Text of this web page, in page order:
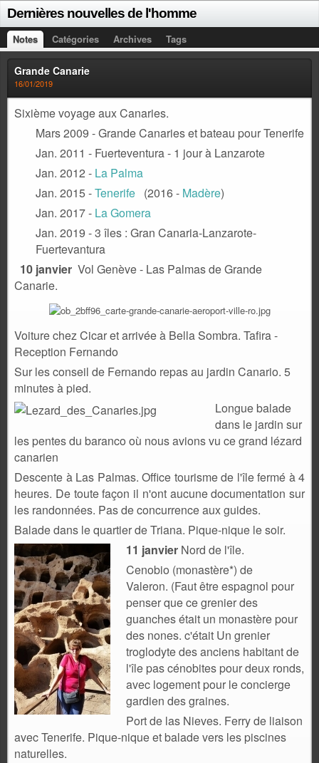
Dernières nouvelles de l'homme
Notes Catégories Archives Tags
Grande Canarie
16/01/2019
Sixième voyage aux Canaries.
Mars 2009 - Grande Canaries et bateau pour Tenerife
Jan. 2011 - Fuerteventura - 1 jour à Lanzarote
Jan. 2012 - La Palma
Jan. 2015 -Tenerife (2016 - Madère)
Jan. 2017 - La Gomera
Jan. 2019 -3 îles : Gran Canaria-Lanzarote-
Fuertevantura
10 janvier Vol Genève - Las Palmas de Grande
Canarie.
Voiture chez Cicar et arrivée à Bella Sombra. Tafira -
Reception Fernando
Sur les conseil de Fernando repas au jardin Canario. 5
minutes à pied.
Longue balade
dans le jardin sur
les pentes du baranco où nous avions vu ce grand lézard
canarien
Descente à Las Palmas. Office tourisme de l'île fermé à 4
heures. De toute façon il n'ont aucune documentation sur
les randonnées. Pas de concurrence aux guides.
Balade dans le quartier de Triana. Pique-nique le soir.
11 janvier Nord de l'île.
Cenobio (monastère*) de
Valeron. (Faut être espagnol pour
penser que ce grenier des
guanchesétait un monastère pour
des nones. c'était Un grenier
troglodyte des anciens habitant de
l'île pas cénobites pour deux ronds,
avec logement pour le concierge
gardien des graines.
Port de las Nieves. Ferry de liaison
avec Tenerife. Pique-nique et balade vers les piscines
naturelles.